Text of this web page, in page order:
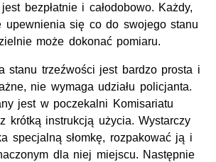
bezpłatnie i całodobowo. Każdy,
upewnienia się co do swojego stanu
może dokonać pomiaru.
stanu trzeźwości jest bardzo prosta i
nie wymaga udziału policjanta.
jest w poczekalni Komisariatu
krótką instrukcją użycia. Wystarczy
specjalną słomkę, rozpakować ją i
dla niej miejscu. Następnie